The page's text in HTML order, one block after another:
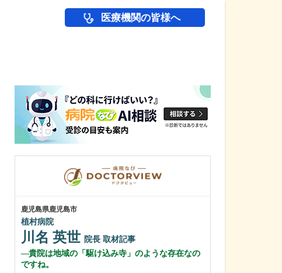
医療機関の皆様へ
鹿児島県鹿児島市
植村病院
川名 英世 院長 取材記事
貴院は地域の「駆け込み寺」のような存在なの
ですね。